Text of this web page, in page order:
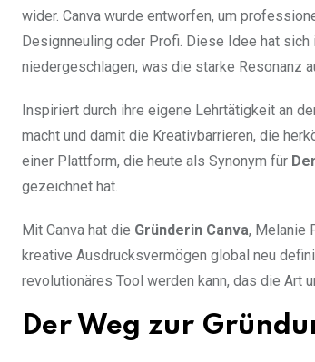
wider. Canva wurde entworfen, um
Designneuling oder Profi. Diese Idee hat
niedergeschlagen, was die starke Resonanz
Inspiriert durch ihre eigene Lehrtätigkeit an
macht und damit die Kreativbarrieren, die
einer Plattform, die heute als Synonym für
gezeichnet hat.
Mit Canva hat die Gründerin Canva, Melanie
kreative Ausdrucksvermögen global neu
revolutionäres Tool werden kann, das die Art
Der Weg zur